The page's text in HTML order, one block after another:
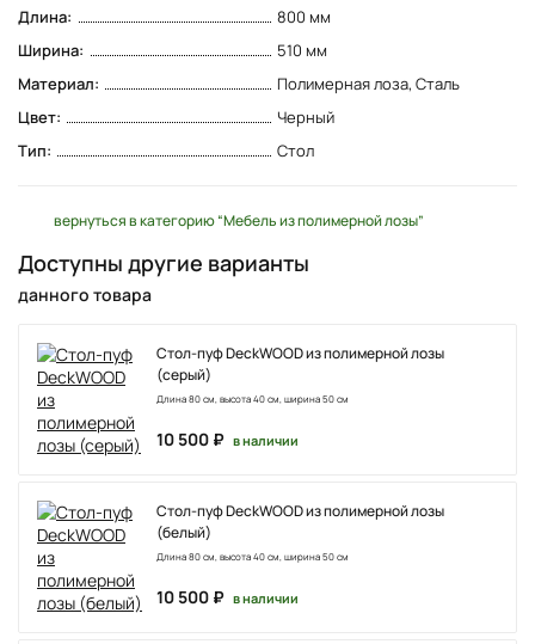
Длина:
800 мм
Ширина:
510 мм
Материал:
Полимерная лоза, Сталь
Цвет:
Черный
Тип:
Стол
вернуться в категорию “Мебель из полимерной лозы”
Доступны другие варианты
данного товара
Стол-пуф DeckWOOD из полимерной лозы
(серый)
Длина 80 см, высота 40 см, ширина 50 см
10 500 ₽ в наличии
Стол-пуф DeckWOOD из полимерной лозы
(белый)
Длина 80 см, высота 40 см, ширина 50 см
10 500 ₽ в наличии